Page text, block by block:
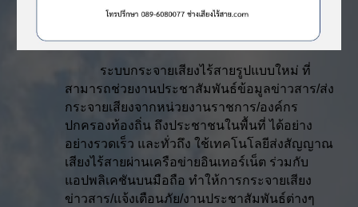
ระบบกระจายเสียงไร้สายรูปแบบใหม่ ที่
สามารถช่วยงานประชาสัมพันธ์ข้อมูลข่าวสาร/ส่ง
กระจายเสียงจากหน่วยงานราชการ/องค์กร
ปกครองท้องถิ่น ถึงประชาชนในพื้นที่ ได้อย่าง
อย่างรวดเร็ว และทั่วถึง ใช้เทคโนโลยีส่งสัญญาณ
เสียงไร้สายผ่านเครือข่ายอินเทอร์เน็ต ร่วมกับ
แอปพลิเคชันบนมือถือ ทำให้การกระจายเสียง
ข่าวสาร/แจ้งเตือนภัย/งานประชาสัมพันธ์ต่างๆ